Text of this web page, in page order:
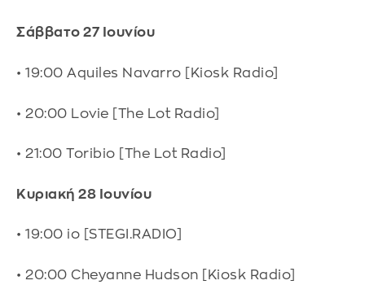
Σάββατο 27 Ιουνίου
• 19:00 Aquiles Navarro [Kiosk Radio]
• 20:00 Lovie [The Lot Radio]
• 21:00 Toribio [The Lot Radio]
Κυριακή 28 Ιουνίου
• 19:00 io [STEGI.RADIO]
• 20:00 Cheyanne Hudson [Kiosk Radio]